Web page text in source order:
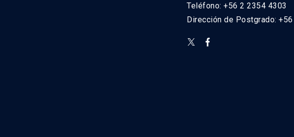
Teléfono: +56 2 2354 4303
Dirección de Postgrado: